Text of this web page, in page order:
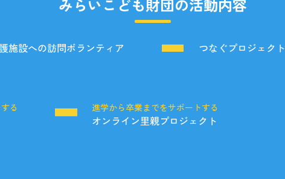
みらいこども財団の活動内容
施設への訪問ボランティア つなぐプロジェクト
る 進学から卒業までをサポートする
オンライン里親プロジェクト